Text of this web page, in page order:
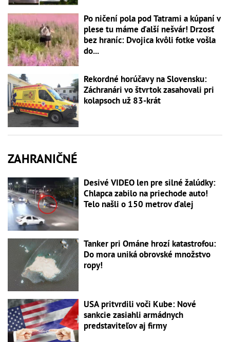
Po ničení pola pod Tatrami a kúpaní v
plese tu máme ďalší nešvár! Drzosť
bez hraníc: Dvojica kvôli fotke vošla
do...
Rekordné horúčavy na Slovensku:
Záchranári vo štvrtok zasahovali pri
kolapsoch už 83-krát
ZAHRANIČNÉ
Desivé VIDEO len pre silné žalúdky:
Chlapca zabilo na priechode auto!
Telo našli o 150 metrov ďalej
Tanker pri Ománe hrozí katastrofou:
Do mora uniká obrovské množstvo
ropy!
USA pritvrdili voči Kube: Nové
sankcie zasiahli armádnych
predstaviteľov aj firmy